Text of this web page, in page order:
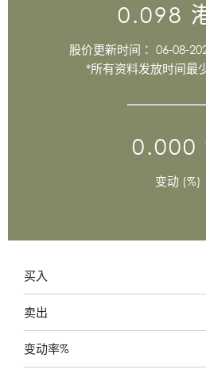
0.098
股价更新时间： 06-08-
*所有资料发放时间最
0.000
变动 (%)
买入
卖出
变动率%